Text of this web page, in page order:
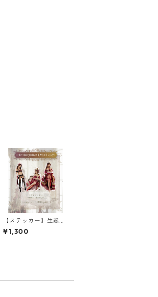
【ステッカー】生誕セ
ット
¥1,300